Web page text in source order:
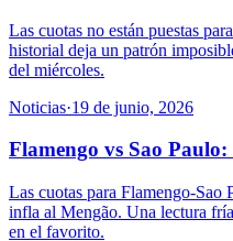
Las cuotas no están puestas
historial deja un patrón
del miércoles.
Noticias·19 de junio, 2026
Flamengo vs Sao
Las cuotas para Flamengo-Sao
infla al Mengão. Una lectura
en el favorito.